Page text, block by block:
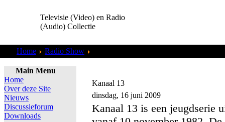
Televisie (Video) en Radio
(Audio) Collectie
Home Radio Show
Main Menu
Home
Over deze Site
Nieuws
Discussieforum
Downloads
Kanaal 13
dinsdag, 16 juni 2009
Kanaal 13 is een jeugdserie